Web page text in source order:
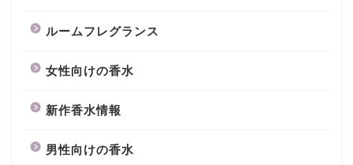
ルームフレグランス
女性向けの香水
新作香水情報
男性向けの香水